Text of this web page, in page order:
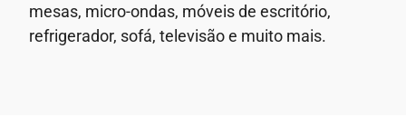
mesas, micro-ondas, móveis de escritório,
refrigerador, sofá, televisão e muito mais.